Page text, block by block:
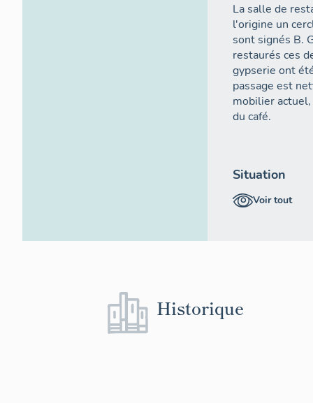
La salle de
l'origine un
sont signés B.
restaurés ces
gypserie ont
passage est
mobilier
du café.
Situation
Localisé au
il faut prendre
Voir tout
Historique